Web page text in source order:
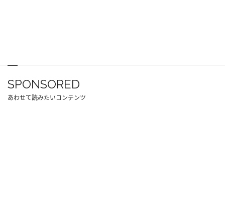
SPONSORED
あわせて読みたいコンテンツ